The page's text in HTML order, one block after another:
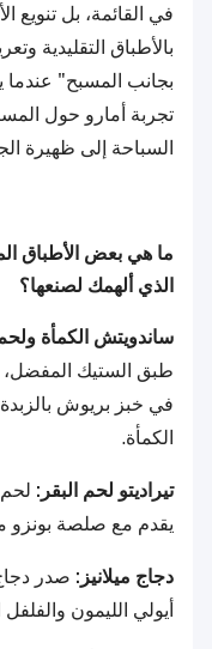
في القائمة، بل تنويع
بالأطباق التقليدية
بجانب المسبح"
تجربة أمارو حول
السباحة إلى ظهيرة
ما هي بعض الأطباق
الذي ألهمك لصنعها؟
ساندويتش الكمأة
طبق الستيك المفضل،
في خبز بريوش
الكمأة.
تيراديتو لحم البقر:
يقدم مع صلصة بونزو
دجاج ميلانيز: صدر
أيولي الليمون